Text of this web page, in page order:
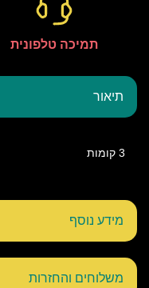
תיאור
3 קומות
מידע נוסף
משלוחים והחזרות
תמיכה טלפונית